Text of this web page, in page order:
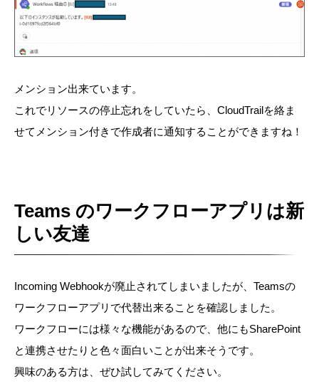
メンション出来ています。
これでリソースの停止忘れをしていたら、CloudTrailを絡ま
せてメンション付きで作成者に通知することができますね！
Teams のワークフローアプリは新
しい友達
Incoming Webhookが廃止されてしまいましたが、Teamsの
ワークフローアプリで代替出来ることを確認しました。
ワークフローには様々な機能があるので、他にもSharePoint
と連携させたりと色々面白いことが出来そうです。
興味のある方は、ぜひ試してみてください。